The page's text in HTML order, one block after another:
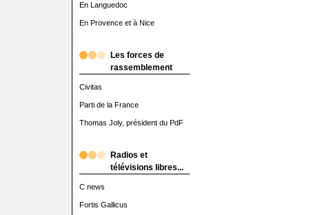
En Languedoc
En Provence et à Nice
Les forces de
rassemblement
Civitas
Parti de la France
Thomas Joly, président du PdF
Radios et
télévisions libres...
C news
Fortis Gallicus